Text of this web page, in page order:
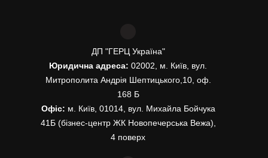
ДП "ГЕРЦ Україна"
Юридична адреса: 02002, м. Київ, вул.
Митрополита Андрія Шептицького,10, оф.
168 Б
Офіс: м. Київ, 01014, вул. Михайла Бойчука
41Б (бізнес-центр ЖК Новопечерська Вежа),
4 поверх